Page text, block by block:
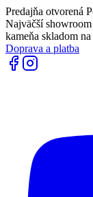
Predajňa otvorená
Najväčší
kameňa skladom
Doprava a platba